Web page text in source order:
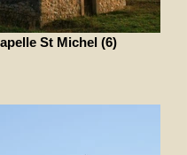
St Michel (6)